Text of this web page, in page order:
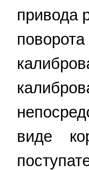
привода
виде